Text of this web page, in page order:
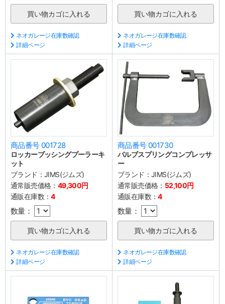
ネオガレージ在庫数確認
詳細ページ
ネオガレージ在庫数確認
詳細ページ
商品番号 001728
ロッカーブッシングプーラーキ
ット
ブランド： JIMS(ジムズ)
通常販売価格： 49,300円
通販在庫数：4
数量：
ネオガレージ在庫数確認
詳細ページ
商品番号 001730
バルブスプリングコンプレッサ
ー
ブランド： JIMS(ジムズ)
通常販売価格： 52,100円
通販在庫数：4
数量：
ネオガレージ在庫数確認
詳細ページ